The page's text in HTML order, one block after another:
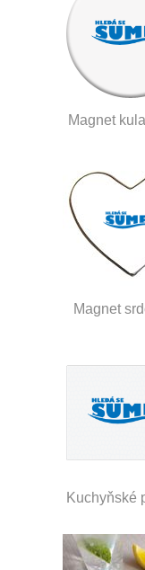
Magnet
Magnet
Kuchyňské